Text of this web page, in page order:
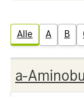
Alle A B
a-